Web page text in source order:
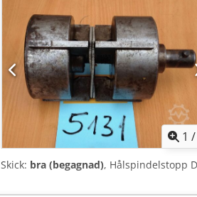
1 /
Skick: bra (begagnad), Hålspindelstopp